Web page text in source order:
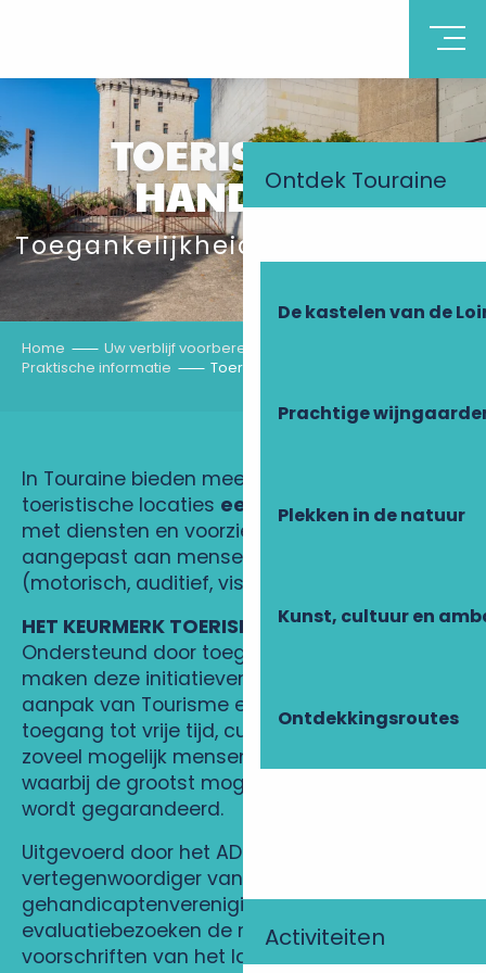
Ontdek Touraine
De kastelen van de
Prachtige
Plekken in de natuur
Kunst, cultuur en
Ontdekkingsroutes
Activiteiten
TOERISME EN
HANDICAP
Toegankelijkheid voor iedereen!
Home
Uw verblijf voorbereiden
Praktische informatie
Toerisme en Handicap
In Touraine bieden meer dan honderd
toeristische locaties een inclusief aanbod,
met diensten en voorzieningen die zijn
aangepast aan mensen met een handicap
(motorisch, auditief, visueel, mentaal).
HET KEURMERK TOERISME EN HANDICAP
Ondersteund door toegewijde professionals,
maken deze initiatieven deel uit van de
aanpak van Tourisme et Handicap om de
toegang tot vrije tijd, cultuur en vakanties voor
zoveel mogelijk mensen te bevorderen,
waarbij de grootst mogelijke onafhankelijkheid
wordt gegarandeerd.
Uitgevoerd door het ADT van Touraine en een
vertegenwoordiger van een
gehandicaptenvereniging, controleren de
evaluatiebezoeken de naleving van de
voorschriften van het label (reglementaire